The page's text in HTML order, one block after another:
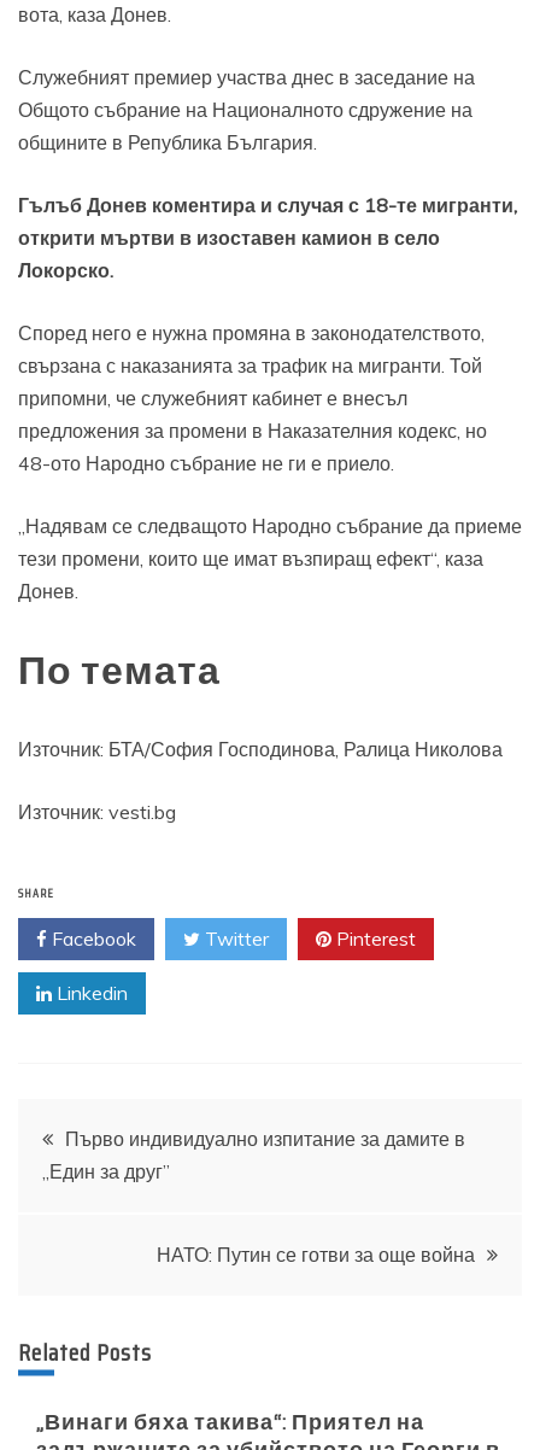
вота, каза Донев.
Служебният премиер участва днес в заседание на
Общото събрание на Националното сдружение на
общините в Република България.
Гълъб Донев коментира и случая с 18-те мигранти,
открити мъртви в изоставен камион в село
Локорско.
Според него е нужна промяна в законодателството,
свързана с наказанията за трафик на мигранти. Той
припомни, че служебният кабинет е внесъл
предложения за промени в Наказателния кодекс, но
48-ото Народно събрание не ги е приело.
„Надявам се следващото Народно събрание да приеме
тези промени, които ще имат възпиращ ефект“, каза
Донев.
По темата
Източник: БТА/София Господинова, Ралица Николова
Източник: vesti.bg
SHARE
Facebook Twitter Pinterest
Linkedin
Навигация
Първо индивидуално изпитание за дамите в
„Един за друг”
НАТО: Путин се готви за още война
Related Posts
„Винаги бяха такива“: Приятел на